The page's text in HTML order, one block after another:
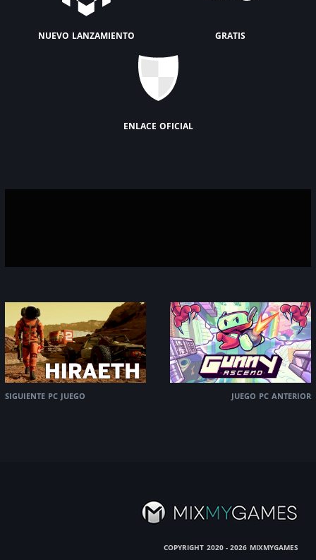
nuevo lanzamiento gratis
enlace oficial
siguiente pc juego juego pc anterior
copyright 2020 - 2026 mixmygames